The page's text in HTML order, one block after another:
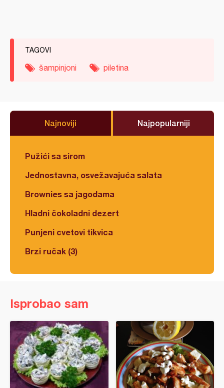
TAGOVI
šampinjoni piletina
Najnoviji Najpopularniji
Pužići sa sirom
Jednostavna, osvežavajuća salata
Brownies sa jagodama
Hladni čokoladni dezert
Punjeni cvetovi tikvica
Brzi ručak (3)
Isprobao sam